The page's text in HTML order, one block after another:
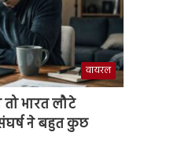
वायरल
भारत लौटे
ने बहुत कुछ